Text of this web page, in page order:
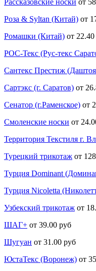
Роза & Syltan (Китай) от
Ромашки (Китай) от
РОС-Текс (Рус-текс
Сантекс Престиж
Сартэкс (г. Саратов) от
Сенатор (г.Раменское) от
Смоленские носки от
Территория Текстиля г.
Турецкий трикотаж от
Турция Dominant
Турция Nicoletta
Узбекский трикотаж от
ШАГ+ от 39.00 руб
Шугуан от 31.00 руб
ЮстаТекс (Воронеж) от